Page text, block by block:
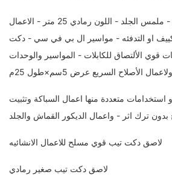
لاصق دكت تيب - مسلح - ملمس الجلد - اللون رمادي 25 متر - الاعمال
او التدفئه - مواسير ال بي في سي - دكت
قوي الألتصاق للكابلات - المواسير والوحدات
الأصلاح السريع عرض 5سم×طول 25م
استخدامات متعددة منها اعمال السباكة وتثبيت
بدون ترك اثر - واعمال الديكور القماش والجلد
لاصق دكت تيب قوي مسلح للاعمال الانشائيه
لاصق دكت تيب صغير رمادي